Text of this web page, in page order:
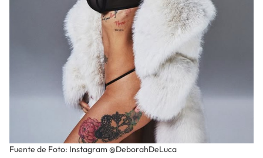
Fuente de Foto: Instagram @DeborahDeLuca